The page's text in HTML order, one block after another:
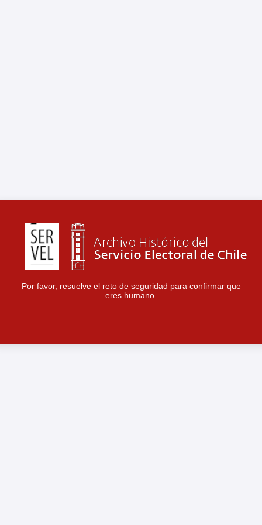
Por favor, resuelve el reto de seguridad para confirmar que
eres humano.